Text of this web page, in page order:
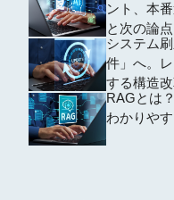
ント、本
と次の論点
システム
件」へ。
する構造
RAGとは
わかりや